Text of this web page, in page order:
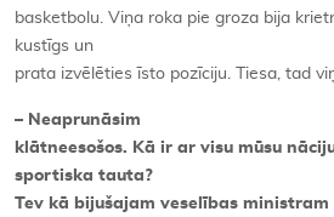
basketbolu. Viņa roka pie groza bija
kustīgs un
prata izvēlēties īsto pozīciju. Tiesa, tad
– Neaprunāsim
klātneesošos. Kā ir ar visu mūsu
sportiska tauta?
Tev kā bijušajam veselības